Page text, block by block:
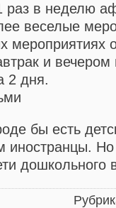
раз в неделю
веселые
и
2 дня.
бы есть
иностранцы.
дошкольного